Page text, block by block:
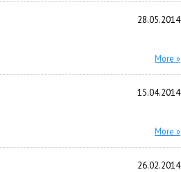
28.05.2014
More »
15.04.2014
More »
26.02.2014